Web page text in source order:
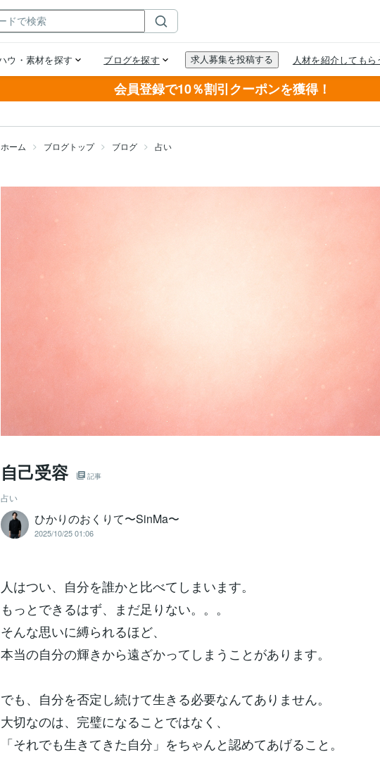
会員登録で10％割引クーポンを獲得！
ホーム ブログトップ ブログ 占い
自己受容 記事
占い
ひかりのおくりて〜SinMa〜
2025/10/25 01:06
人はつい、自分を誰かと比べてしまいます。
もっとできるはず、まだ足りない。。。
そんな思いに縛られるほど、
本当の自分の輝きから遠ざかってしまうことがあります。
でも、自分を否定し続けて生きる必要なんてありません。
大切なのは、完璧になることではなく、
「それでも生きてきた自分」をちゃんと認めてあげること。